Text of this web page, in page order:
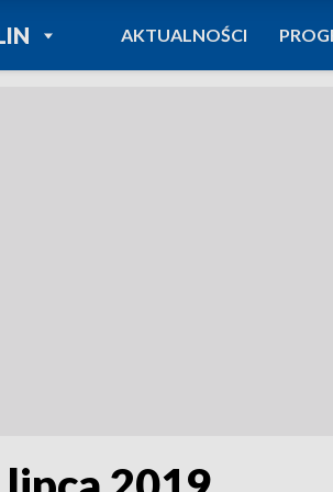
DO
REGIONY
AKTUALNOŚCI